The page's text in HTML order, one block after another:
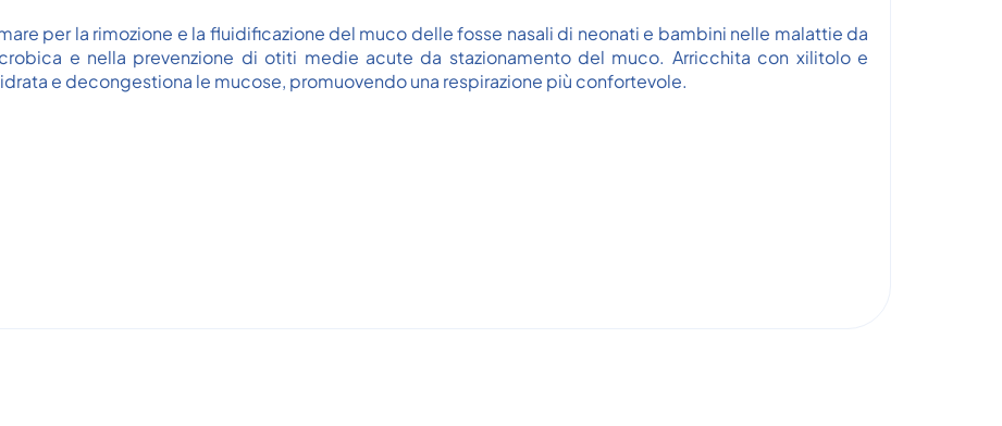
per la rimozione e la fluidificazione del muco delle fosse nasali di neonati e bambini nelle malattie da
e nella prevenzione di otiti medie acute da stazionamento del muco. Arricchita con xilitolo e
e decongestiona le mucose, promuovendo una respirazione più confortevole.